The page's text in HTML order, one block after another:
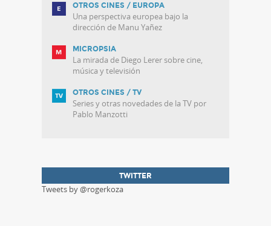
OTROS CINES / EUROPA
Una perspectiva europea bajo la
dirección de Manu Yañez
MICROPSIA
La mirada de Diego Lerer sobre cine,
música y televisión
OTROS CINES / TV
Series y otras novedades de la TV por
Pablo Manzotti
TWITTER
Tweets by @rogerkoza